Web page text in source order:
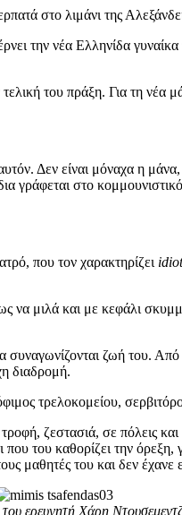
στο λιμάνι της
την νέα Ελληνίδα
του πράξη. Για τη
Δεν είναι μόναχα η
γράφεται στο
που τον χαρακτηρίζει
να μιλά και με κεφάλι
ζωή του.
διαδρομή.
τρελοκομείου,
ζεστασιά, σε πόλεις
του καθορίζει την
του και δεν έχανε
ερευνητή Χάρη